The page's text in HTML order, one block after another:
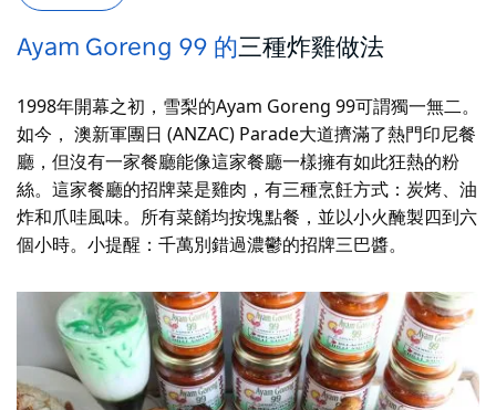
Ayam Goreng 99 的三種炸雞做法
1998年開幕之初，雪梨的Ayam Goreng 99可謂獨一無二。
如今， 澳新軍團日 (ANZAC) Parade大道擠滿了熱門印尼餐
廳，但沒有一家餐廳能像這家餐廳一樣擁有如此狂熱的粉
絲。這家餐廳的招牌菜是雞肉，有三種烹飪方式：炭烤、油
炸和爪哇風味。所有菜餚均按塊點餐，並以小火醃製四到六
個小時。小提醒：千萬別錯過濃鬱的招牌三巴醬。